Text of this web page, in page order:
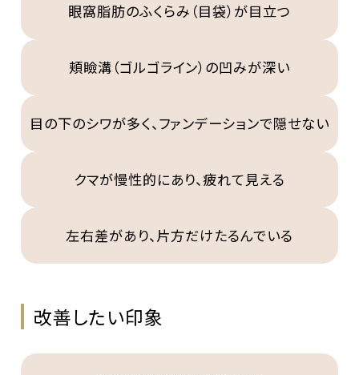
眼窩脂肪のふくらみ（目袋）が目立つ
頬瞼溝（ゴルゴライン）の凹みが深い
目の下のシワが多く、ファンデーションで隠せない
クマが慢性的にあり、疲れて見える
左右差があり、片方だけたるんでいる
改善したい印象